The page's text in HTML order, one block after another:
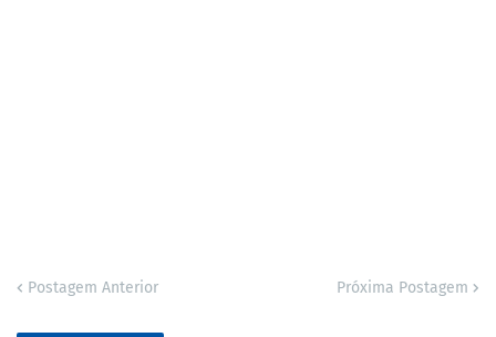
Postagem Anterior Próxima Postagem